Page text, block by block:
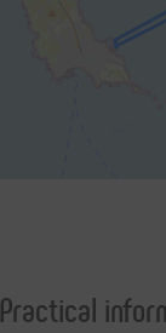
Practical